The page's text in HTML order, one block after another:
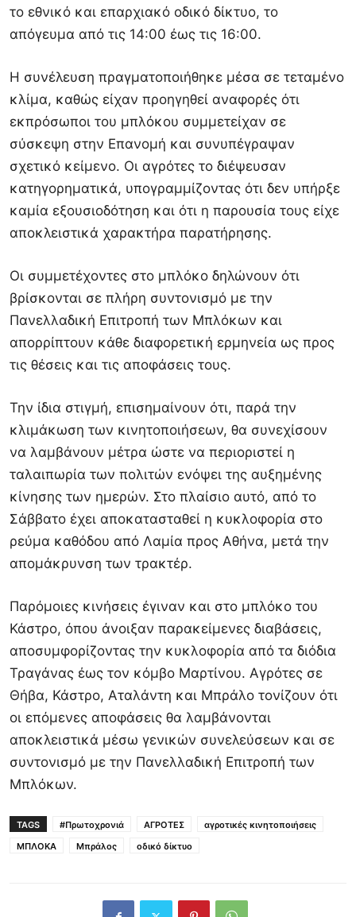
το εθνικό και επαρχιακό οδικό δίκτυο, το
απόγευμα από τις 14:00 έως τις 16:00.
Η συνέλευση πραγματοποιήθηκε μέσα σε τεταμένο
κλίμα, καθώς είχαν προηγηθεί αναφορές ότι
εκπρόσωποι του μπλόκου συμμετείχαν σε
σύσκεψη στην Επανομή και συνυπέγραψαν
σχετικό κείμενο. Οι αγρότες το διέψευσαν
κατηγορηματικά, υπογραμμίζοντας ότι δεν υπήρξε
καμία εξουσιοδότηση και ότι η παρουσία τους είχε
αποκλειστικά χαρακτήρα παρατήρησης.
Οι συμμετέχοντες στο μπλόκο δηλώνουν ότι
βρίσκονται σε πλήρη συντονισμό με την
Πανελλαδική Επιτροπή των Μπλόκων και
απορρίπτουν κάθε διαφορετική ερμηνεία ως προς
τις θέσεις και τις αποφάσεις τους.
Την ίδια στιγμή, επισημαίνουν ότι, παρά την
κλιμάκωση των κινητοποιήσεων, θα συνεχίσουν
να λαμβάνουν μέτρα ώστε να περιοριστεί η
ταλαιπωρία των πολιτών ενόψει της αυξημένης
κίνησης των ημερών. Στο πλαίσιο αυτό, από το
Σάββατο έχει αποκατασταθεί η κυκλοφορία στο
ρεύμα καθόδου από Λαμία προς Αθήνα, μετά την
απομάκρυνση των τρακτέρ.
Παρόμοιες κινήσεις έγιναν και στο μπλόκο του
Κάστρο, όπου άνοιξαν παρακείμενες διαβάσεις,
αποσυμφορίζοντας την κυκλοφορία από τα διόδια
Τραγάνας έως τον κόμβο Μαρτίνου. Αγρότες σε
Θήβα, Κάστρο, Αταλάντη και Μπράλο τονίζουν ότι
οι επόμενες αποφάσεις θα λαμβάνονται
αποκλειστικά μέσω γενικών συνελεύσεων και σε
συντονισμό με την Πανελλαδική Επιτροπή των
Μπλόκων.
TAGS #Πρωτοχρονιά ΑΓΡΟΤΕΣ
αγροτικές κινητοποιήσεις
ΜΠΛΟΚΑ
Μπράλος οδικό δίκτυο